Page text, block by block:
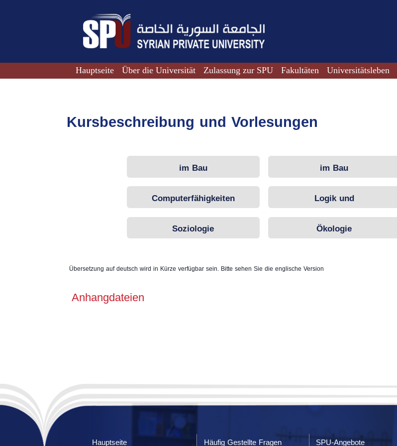
Hauptseite Über die Universität Zulassung zur SPU Fakultäten Universitätsleben
Kursbeschreibung und Vorlesungen
im Bau im Bau
Computerfähigkeiten
Logik und
wissenschaftliches Denken
Soziologie
Ökologie
Übersetzung auf deutsch wird in Kürze verfügbar sein. Bitte sehen Sie die englische Version
Anhangdateien
Hauptseite Häufig Gestellte Fragen SPU-Angebote